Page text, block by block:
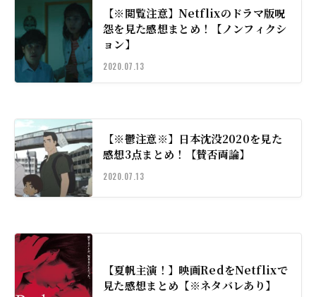
【※閲覧注意】Netflixのドラマ版呪
怨を見た感想まとめ！【ノンフィクシ
ョン】
2020.07.13
【※鬱注意※】日本沈没2020を見た
感想3点まとめ！【賛否両論】
2020.07.13
【夏帆主演！】映画RedをNetflixで
見た感想まとめ【※ネタバレあり】